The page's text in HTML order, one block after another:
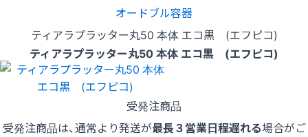
オードブル容器
ティアラプラッター丸50 本体 エコ黒 (エフピコ)
ティアラプラッター丸50 本体 エコ黒 (エフピコ)
受発注商品
受発注商品は、通常より発送が最長３営業日程遅れる場合がご